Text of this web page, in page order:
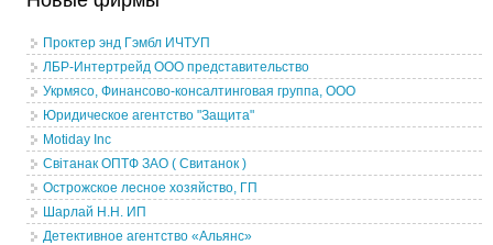
Проктер энд Гэмбл ИЧТУП
ЛБР-Интертрейд ООО представительство
Укрмясо, Финансово-консалтинговая группа, ООО
Юридическое агентство "Защита"
Motiday Inc
Свiтанак ОПТФ ЗАО ( Свитанок )
Острожское лесное хозяйство, ГП
Шарлай Н.Н. ИП
Детективное агентство «Альянс»